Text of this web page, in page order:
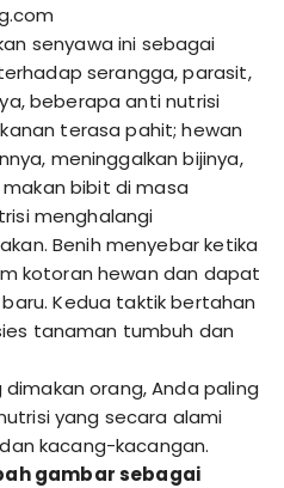
senyawa ini sebagai
serangga, parasit,
beberapa anti nutrisi
terasa pahit; hewan
meninggalkan bijinya,
bibit di masa
menghalangi
Benih menyebar ketika
kotoran hewan dan dapat
Kedua taktik bertahan
tanaman tumbuh dan
orang, Anda paling
yang secara alami
kacang-kacangan.
gambar sebagai